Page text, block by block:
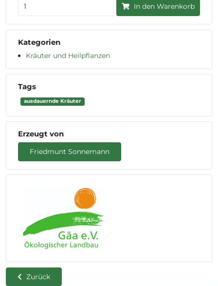
In den Warenkorb
Kategorien
Kräuter und Heilpflanzen
Tags
ausdauernde Kräuter
Erzeugt von
Friedmunt Sonnemann
Zurück